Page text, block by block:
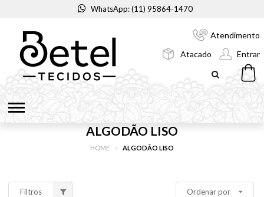
WhatsApp: (11) 95864-1470
Atendimento
Atacado
Entrar
ALGODÃO LISO
HOME ALGODÃO LISO
Filtros Ordenar por